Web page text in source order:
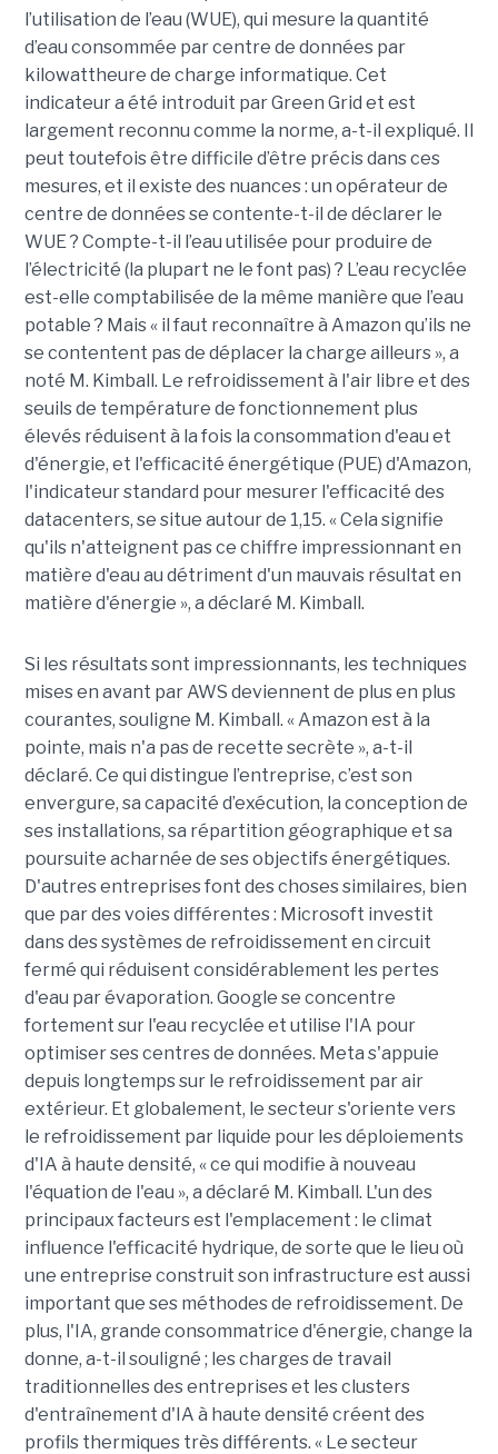
l’utilisation de l’eau (WUE), qui mesure la quantité
d’eau consommée par centre de données par
kilowattheure de charge informatique. Cet
indicateur a été introduit par Green Grid et est
largement reconnu comme la norme, a-t-il expliqué. Il
peut toutefois être difficile d’être précis dans ces
mesures, et il existe des nuances : un opérateur de
centre de données se contente-t-il de déclarer le
WUE ? Compte-t-il l’eau utilisée pour produire de
l’électricité (la plupart ne le font pas) ? L’eau recyclée
est-elle comptabilisée de la même manière que l’eau
potable ? Mais « il faut reconnaître à Amazon qu’ils ne
se contentent pas de déplacer la charge ailleurs », a
noté M. Kimball. Le refroidissement à l'air libre et des
seuils de température de fonctionnement plus
élevés réduisent à la fois la consommation d'eau et
d'énergie, et l'efficacité énergétique (PUE) d'Amazon,
l'indicateur standard pour mesurer l'efficacité des
datacenters, se situe autour de 1,15. « Cela signifie
qu'ils n'atteignent pas ce chiffre impressionnant en
matière d'eau au détriment d'un mauvais résultat en
matière d'énergie », a déclaré M. Kimball.
Si les résultats sont impressionnants, les techniques
mises en avant par AWS deviennent de plus en plus
courantes, souligne M. Kimball. « Amazon est à la
pointe, mais n'a pas de recette secrète », a-t-il
déclaré. Ce qui distingue l’entreprise, c’est son
envergure, sa capacité d’exécution, la conception de
ses installations, sa répartition géographique et sa
poursuite acharnée de ses objectifs énergétiques.
D'autres entreprises font des choses similaires, bien
que par des voies différentes : Microsoft investit
dans des systèmes de refroidissement en circuit
fermé qui réduisent considérablement les pertes
d'eau par évaporation. Google se concentre
fortement sur l'eau recyclée et utilise l'IA pour
optimiser ses centres de données. Meta s'appuie
depuis longtemps sur le refroidissement par air
extérieur. Et globalement, le secteur s'oriente vers
le refroidissement par liquide pour les déploiements
d'IA à haute densité, « ce qui modifie à nouveau
l'équation de l'eau », a déclaré M. Kimball. L'un des
principaux facteurs est l'emplacement : le climat
influence l'efficacité hydrique, de sorte que le lieu où
une entreprise construit son infrastructure est aussi
important que ses méthodes de refroidissement. De
plus, l'IA, grande consommatrice d'énergie, change la
donne, a-t-il souligné ; les charges de travail
traditionnelles des entreprises et les clusters
d'entraînement d'IA à haute densité créent des
profils thermiques très différents. « Le secteur